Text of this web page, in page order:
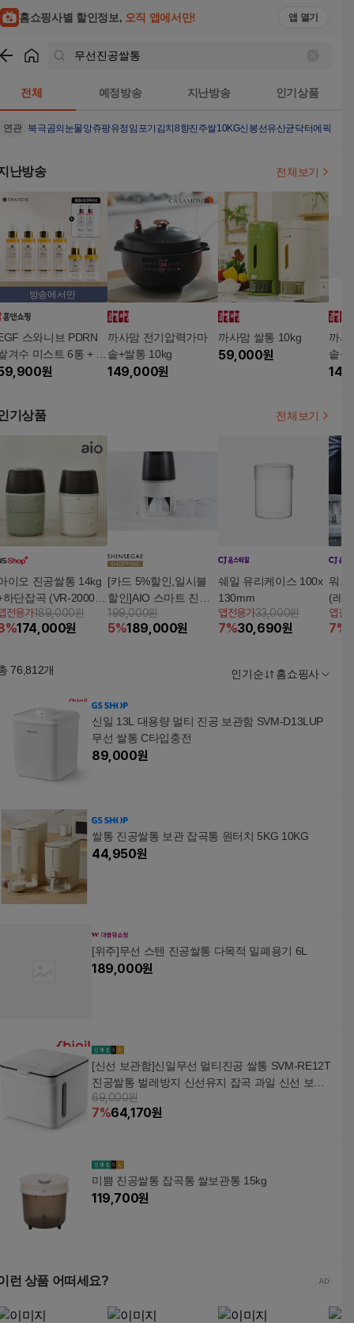
홈쇼핑사별 할인정보, 오직 앱에서만! 앱 열기
전체 예정방송 지난방송 인기상품
연관 북극곰의눈물앙쥬팡유정임포기김치8향진주쌀10KG신봉선유산균닥터에픽율무
난방송 전체보기
방송에서만
스와니브 PDRN
겨수 미스트 6통 + 온
수 미스트2통
원
까사맘 전기압력가마
솥+쌀통 10kg
149,000원
까사맘 쌀통 10kg
59,000원
까사
솥+
기상품 전체보기
이오 진공쌀통 14kg
하단잡곡 (VR-2000)
쿠폰+구매 후 3천원
립
전용가189,000원
%174,000원
[카드 5%할인,일시불
할인]AIO 스마트 진공
쌀통
199,000원
5%189,000원
쉐일 유리케이스 100x
130mm
앱전용가33,000원
7%30,690원
워크
(레
앱전
7%
76,812개 인기순 홈쇼핑사
신일 13L 대용량 멀티 진공 보관함 SVM-D13LUP
무선 쌀통 C타입충전
89,000원
쌀통 진공쌀통 보관 잡곡통 원터치 5KG 10KG
44,950원
[위주]무선 스텐 진공쌀통 다목적 밀폐용기 6L
189,000원
[신선 보관함]신일무선 멀티진공 쌀통 SVM-RE12T
진공쌀통 벌레방지 신선유지 잡곡 과일 신선 보관
함
69,000원
7%64,170원
미쁨 진공쌀통 잡곡통 쌀보관통 15kg
119,700원
런 상품 어떠세요?